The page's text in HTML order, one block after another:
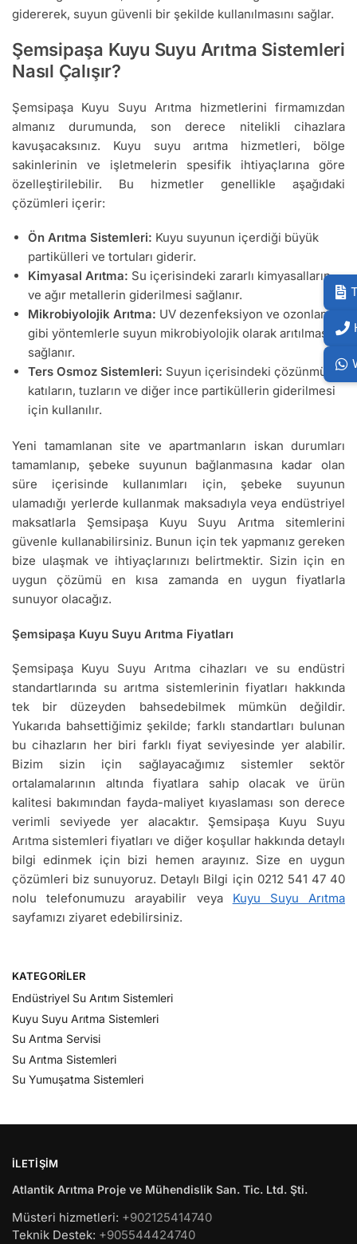
gidererek, suyun güvenli bir şekilde kullanılmasını sağlar.
Şemsipaşa Kuyu Suyu Arıtma Sistemleri
Nasıl Çalışır?
Şemsipaşa Kuyu Suyu Arıtma hizmetlerini firmamızdan
almanız durumunda, son derece nitelikli cihazlara
kavuşacaksınız. Kuyu suyu arıtma hizmetleri, bölge
sakinlerinin ve işletmelerin spesifik ihtiyaçlarına göre
özelleştirilebilir. Bu hizmetler genellikle aşağıdaki
çözümleri içerir:
Ön Arıtma Sistemleri: Kuyu suyunun içerdiği büyük
partikülleri ve tortuları giderir.
Kimyasal Arıtma: Su içerisindeki zararlı kimyasalların
ve ağır metallerin giderilmesi sağlanır.
Mikrobiyolojik Arıtma: UV dezenfeksiyon ve ozonlama
gibi yöntemlerle suyun mikrobiyolojik olarak arıtılması
sağlanır.
Ters Osmoz Sistemleri: Suyun içerisindeki çözünmüş
katıların, tuzların ve diğer ince partiküllerin giderilmesi
için kullanılır.
Yeni tamamlanan site ve apartmanların iskan durumları
tamamlanıp, şebeke suyunun bağlanmasına kadar olan
süre içerisinde kullanımları için, şebeke suyunun
ulamadığı yerlerde kullanmak maksadıyla veya endüstriyel
maksatlarla Şemsipaşa Kuyu Suyu Arıtma sitemlerini
güvenle kullanabilirsiniz. Bunun için tek yapmanız gereken
bize ulaşmak ve ihtiyaçlarınızı belirtmektir. Sizin için en
uygun çözümü en kısa zamanda en uygun fiyatlarla
sunuyor olacağız.
Şemsipaşa Kuyu Suyu Arıtma Fiyatları
Şemsipaşa Kuyu Suyu Arıtma cihazları ve su endüstri
standartlarında su arıtma sistemlerinin fiyatları hakkında
tek bir düzeyden bahsedebilmek mümkün değildir.
Yukarıda bahsettiğimiz şekilde; farklı standartları bulunan
bu cihazların her biri farklı fiyat seviyesinde yer alabilir.
Bizim sizin için sağlayacağımız sistemler sektör
ortalamalarının altında fiyatlara sahip olacak ve ürün
kalitesi bakımından fayda-maliyet kıyaslaması son derece
verimli seviyede yer alacaktır. Şemsipaşa Kuyu Suyu
Arıtma sistemleri fiyatları ve diğer koşullar hakkında detaylı
bilgi edinmek için bizi hemen arayınız. Size en uygun
çözümleri biz sunuyoruz. Detaylı Bilgi için 0212 541 47 40
nolu telefonumuzu arayabilir veya Kuyu Suyu Arıtma
sayfamızı ziyaret edebilirsiniz.
KATEGORILER
Endüstriyel Su Arıtım Sistemleri
Kuyu Suyu Arıtma Sistemleri
Su Arıtma Servisi
Su Arıtma Sistemleri
Su Yumuşatma Sistemleri
İLETIŞIM
Atlantik Arıtma Proje ve Mühendislik San. Tic. Ltd. Şti.
Müsteri hizmetleri: +902125414740
Teknik Destek: +905544424740